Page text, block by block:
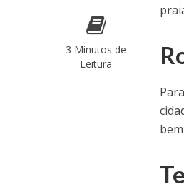
3 Minutos de
Leitura